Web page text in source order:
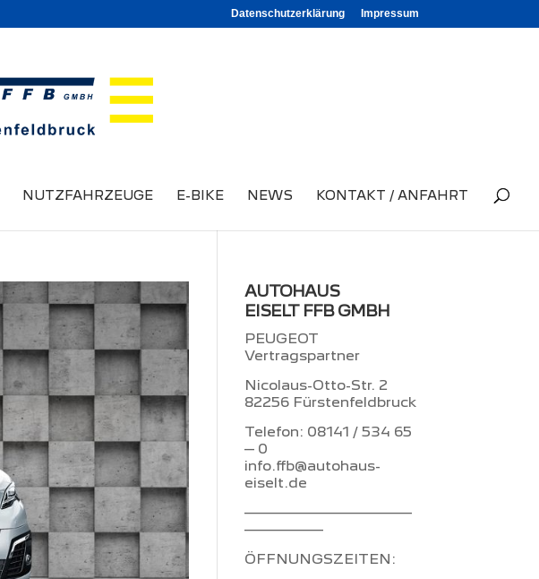
Datenschutzerklärung Impressum
NUTZFAHRZEUGE E-BIKE NEWS KONTAKT / ANFAHRT
AUTOHAUS
EISELT FFB GMBH
PEUGEOT
Vertragspartner
Nicolaus-Otto-Str. 2
82256 Fürstenfeldbruck
Telefon: 08141 / 534 65
– 0
info.ffb@autohaus-
eiselt.de
–––––––––––––––––
––––––––
ÖFFNUNGSZEITEN: